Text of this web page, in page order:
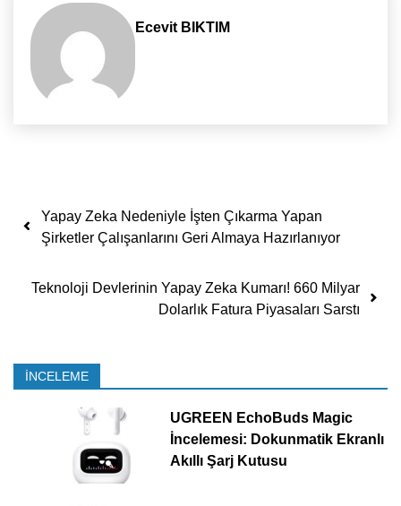
Ecevit BIKTIM
Yazı dolaşımı
Yapay Zeka Nedeniyle İşten Çıkarma Yapan
Şirketler Çalışanlarını Geri Almaya Hazırlanıyor
Teknoloji Devlerinin Yapay Zeka Kumarı! 660 Milyar
Dolarlık Fatura Piyasaları Sarstı
İNCELEME
UGREEN EchoBuds Magic
İncelemesi: Dokunmatik Ekranlı
Akıllı Şarj Kutusu